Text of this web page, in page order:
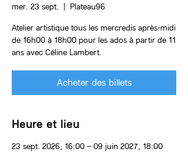
mer. 23 sept. Plateau96
Atelier artistique tous les mercredis après-midi
de 16h00 à 18h00 pour les ados à partir de 11
ans avec Céline Lambert.
Acheter des billets
Heure et lieu
23 sept. 2026, 16:00 – 09 juin 2027, 18:00